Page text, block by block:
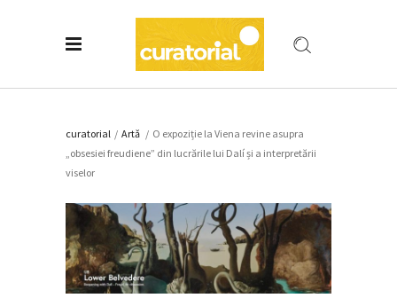
curatorial / Artǎ / O expoziție la Viena revine asupra
„obsesiei freudiene” din lucrările lui Dalí și a interpretării
viselor